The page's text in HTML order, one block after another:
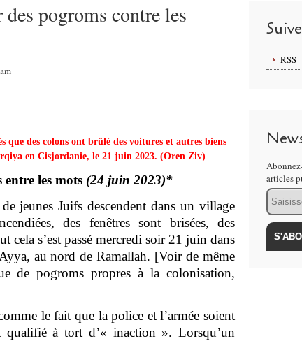
pogroms contre les
que des colons ont brûlé des voitures et autres biens
en Cisjordanie, le 21 juin 2023. (Oren Ziv)
entre les mots (24 juin 2023)*
jeunes Juifs descendent dans un village
des fenêtres sont brisées, des
cela s’est passé mercredi soir 21 juin dans
au nord de Ramallah. [Voir de même
de pogroms propres à la colonisation,
le fait que la police et l’armée soient
qualifié à tort d’« inaction ». Lorsqu’un
RSS
articles
Email